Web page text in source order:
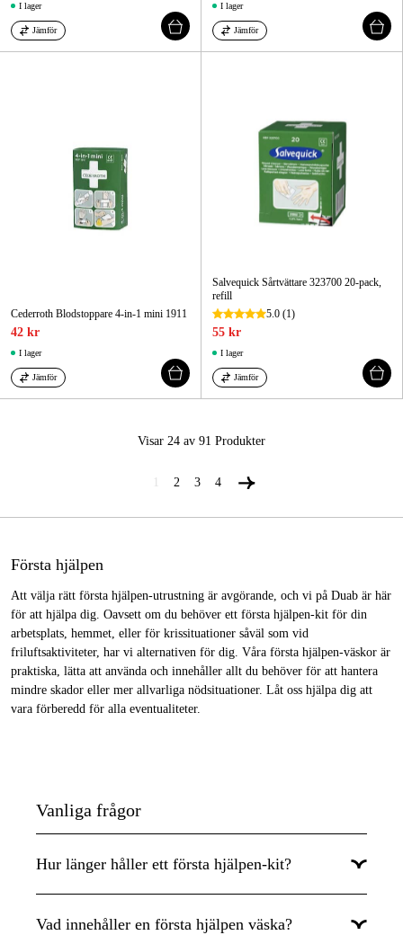
I lager
Jämför
I lager
Jämför
Cederroth Blodstoppare 4-in-1 mini 1911
42 kr
I lager
Jämför
Salvequick Sårtvättare 323700 20-pack,
refill
5.0 (1)
55 kr
I lager
Jämför
Visar 24 av 91 Produkter
2 3 4
Första hjälpen
Att välja rätt första hjälpen-utrustning är avgörande, och vi på Duab är här
för att hjälpa dig. Oavsett om du behöver ett första hjälpen-kit för din
arbetsplats, hemmet, eller för krissituationer såväl som vid
friluftsaktiviteter, har vi alternativen för dig. Våra första hjälpen-väskor är
praktiska, lätta att använda och innehåller allt du behöver för att hantera
mindre skador eller mer allvarliga nödsituationer. Låt oss hjälpa dig att
vara förberedd för alla eventualiteter.
Vanliga frågor
Hur länger håller ett första hjälpen-kit?
beroende på innehållet. Vissa produkter inuti kitet, som plåster
Vad innehåller en första hjälpen väska?